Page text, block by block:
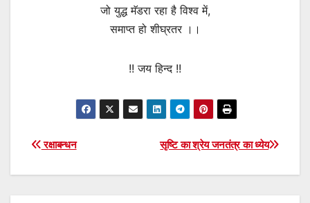
जो युद्ध मॅडरा रहा है विश्व में,
समाप्त हो शीघ्रतर ।।
!! जय हिन्द !!
Post
navigation
सृष्टि का श्रेय जनतंत्र का ध्येय
रक्षाबन्धन